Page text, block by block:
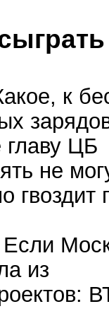
к
главу ЦБ
не
гвоздит
из